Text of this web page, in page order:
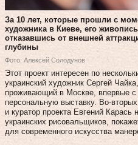
За 10 лет, которые прошли с
художника в Киеве, его
отказавшись от внешней
глубины
Фото: Алексей Солодунов
Этот проект интересен по
украинский художник Сергей
проживающий в Москве, впервые с
персональную выставку. Во-
и куратор проекта Евгений
украинских рисовальщиков,
для современного искусства